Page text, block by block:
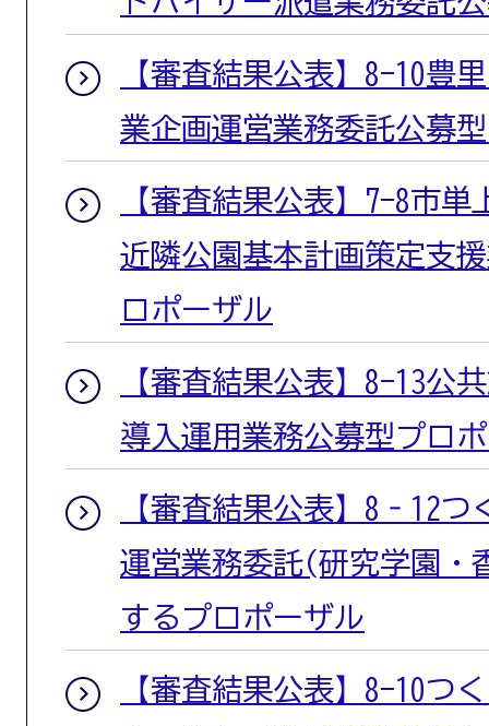
【審査結果公表】8-10豊
業企画運営業務委託公募
【審査結果公表】7-8市単
近隣公園基本計画策定支
ロポーザル
【審査結果公表】8-13公
導入運用業務公募型プロ
【審査結果公表】8‐12つ
運営業務委託(研究学園・
するプロポーザル
【審査結果公表】8-10つ